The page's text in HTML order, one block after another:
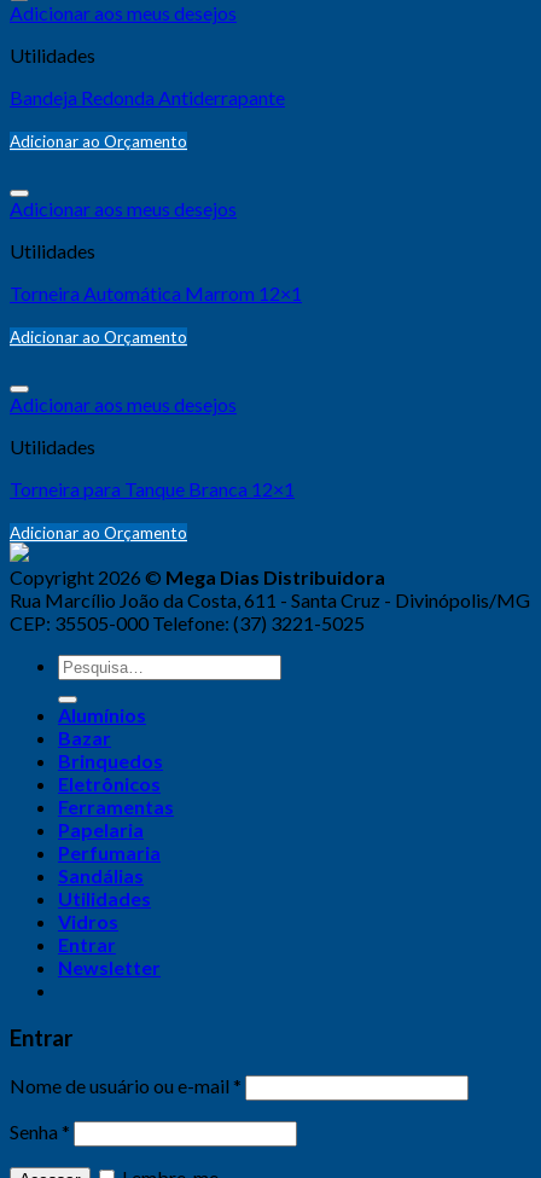
Adicionar aos meus desejos
Utilidades
Bandeja Redonda Antiderrapante
Adicionar ao Orçamento
Adicionar aos meus desejos
Utilidades
Torneira Automática Marrom 12×1
Adicionar ao Orçamento
Adicionar aos meus desejos
Utilidades
Torneira para Tanque Branca 12×1
Adicionar ao Orçamento
Copyright 2026 © Mega Dias Distribuidora
Rua Marcílio João da Costa, 611 - Santa Cruz - Divinópolis/MG
CEP: 35505-000 Telefone: (37) 3221-5025
Alumínios
Bazar
Brinquedos
Eletrônicos
Ferramentas
Papelaria
Perfumaria
Sandálias
Utilidades
Vidros
Entrar
Newsletter
Entrar
Nome de usuário ou e-mail *
Senha *